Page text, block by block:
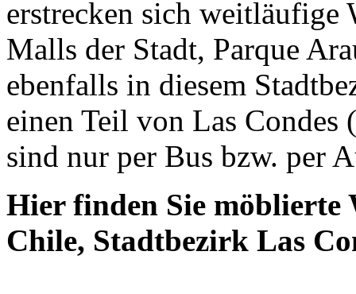
erstrecken sich weitläufige
Malls der Stadt, Parque
ebenfalls in diesem
einen Teil von Las
sind nur per Bus bzw. per
Hier finden Sie möblierte
Chile, Stadtbezirk Las